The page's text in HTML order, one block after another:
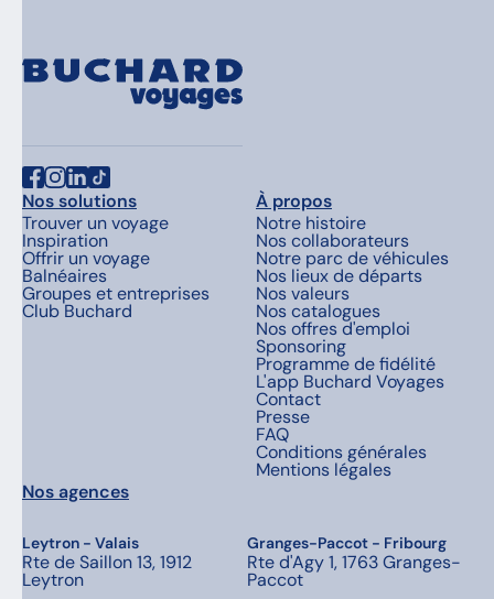
Nos solutions
Trouver un voyage
Inspiration
Offrir un voyage
Balnéaires
Groupes et entreprises
Club Buchard
À propos
Notre histoire
Nos collaborateurs
Notre parc de véhicules
Nos lieux de départs
Nos valeurs
Nos catalogues
Nos offres d'emploi
Sponsoring
Programme de fidélité
L'app Buchard Voyages
Contact
Presse
FAQ
Conditions générales
Mentions légales
Nos agences
Leytron - Valais
Rte de Saillon 13, 1912
Leytron
Granges-Paccot - Fribourg
Rte d'Agy 1, 1763 Granges-
Paccot